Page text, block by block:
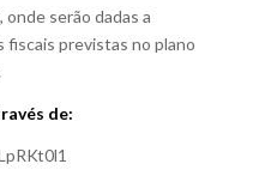
serão dadas a
fiscais previstas no plano
de: